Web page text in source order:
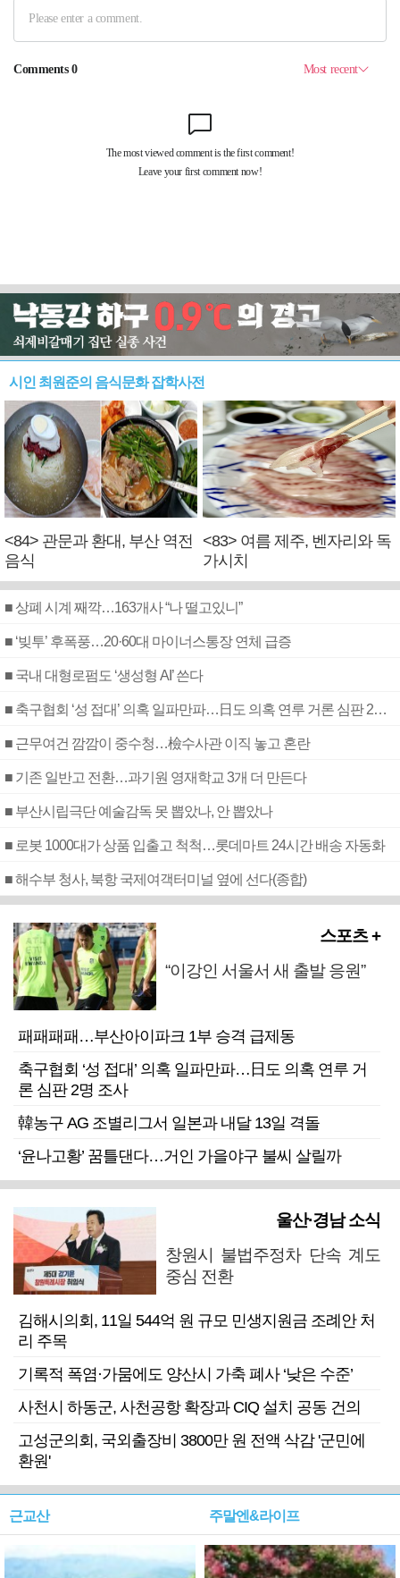
시인 최원준의 음식문화 잡학사전
<84> 관문과 환대, 부산 역전
음식
<83> 여름 제주, 벤자리와 독
가시치
■ 상폐 시계 째깍…163개사 “나 떨고있니”
■ ‘빚투’ 후폭풍…20·60대 마이너스통장 연체 급증
■ 국내 대형로펌도 ‘생성형 AI’ 쓴다
■ 축구협회 ‘성 접대’ 의혹 일파만파…日도 의혹 연루 거론 심판 2명 조사
■ 근무여건 깜깜이 중수청…檢수사관 이직 놓고 혼란
■ 기존 일반고 전환…과기원 영재학교 3개 더 만든다
■ 부산시립극단 예술감독 못 뽑았나, 안 뽑았나
■ 로봇 1000대가 상품 입출고 척척…롯데마트 24시간 배송 자동화
■ 해수부 청사, 북항 국제여객터미널 옆에 선다(종합)
스포츠 +
“이강인 서울서 새 출발 응원”
패패패패…부산아이파크 1부 승격 급제동
축구협회 ‘성 접대’ 의혹 일파만파…日도 의혹 연루 거
론 심판 2명 조사
韓농구 AG 조별리그서 일본과 내달 13일 격돌
‘윤나고황’ 꿈틀댄다…거인 가을야구 불씨 살릴까
울산·경남 소식
창원시 불법주정차 단속 계도
중심 전환
김해시의회, 11일 544억 원 규모 민생지원금 조례안 처
리 주목
기록적 폭염·가뭄에도 양산시 가축 폐사 ‘낮은 수준’
사천시 하동군, 사천공항 확장과 CIQ 설치 공동 건의
고성군의회, 국외출장비 3800만 원 전액 삭감 '군민에
환원'
근교산 주말엔&라이프